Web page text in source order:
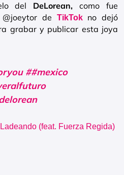
del DeLorean, como fue
de
TikTok
no dejó
grabar y publicar esta joya
##mexico
(feat. Fuerza Regida)